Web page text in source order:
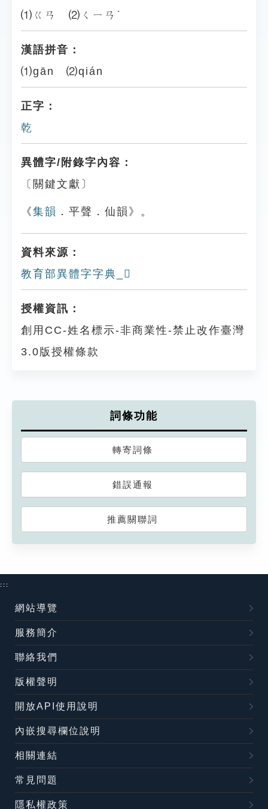
⑴ㄍㄢ ⑵ㄑㄧㄢˊ
漢語拼音：
⑴gān ⑵qián
正字：
乾
異體字/附錄字內容：
〔關鍵文獻〕
《集韻 ．平聲．仙韻》。
資料來源：
教育部異體字字典_𠄊
授權資訊：
創用CC-姓名標示-非商業性-禁止改作臺灣
3.0版授權條款
詞條功能
轉寄詞條
錯誤通報
推薦關聯詞
:::
網站導覽
服務簡介
聯絡我們
版權聲明
開放API使用說明
內嵌搜尋欄位說明
相關連結
常見問題
隱私權政策